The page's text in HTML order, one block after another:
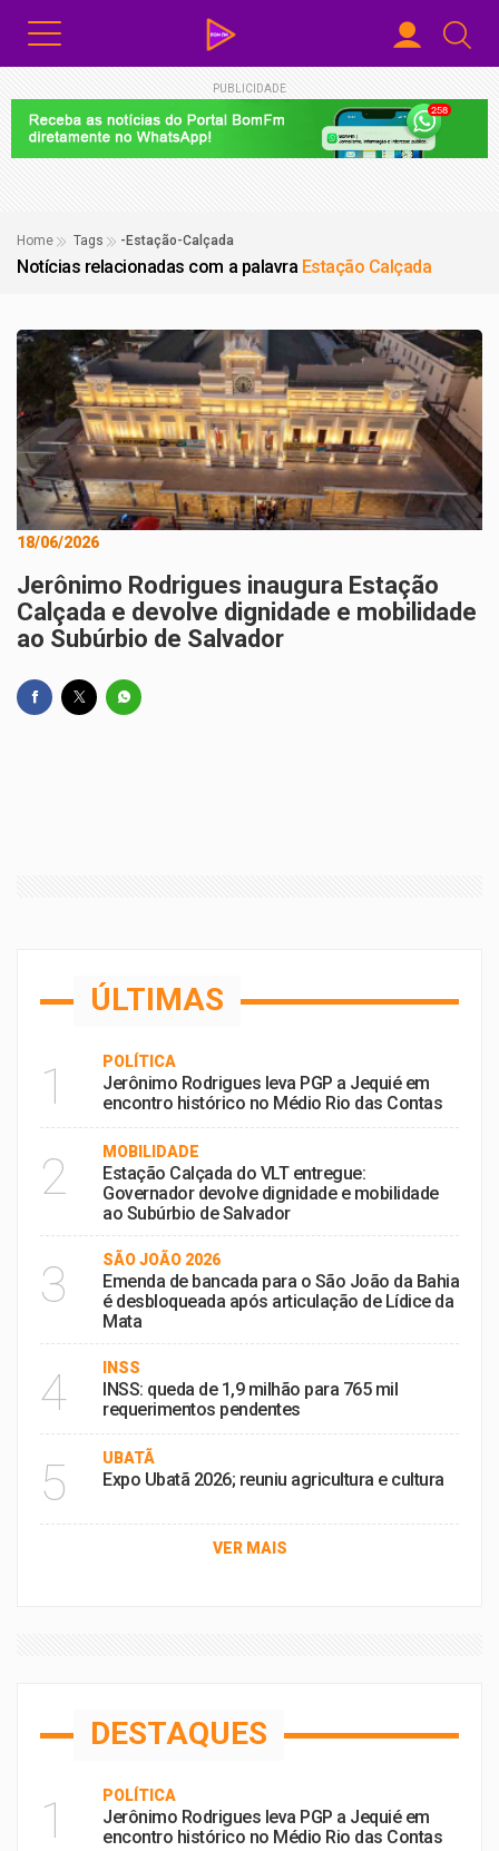
PUBLICIDADE
Home Tags -Estação-Calçada
Notícias relacionadas com a palavra Estação Calçada
18/06/2026
Jerônimo Rodrigues inaugura Estação
Calçada e devolve dignidade e mobilidade
ao Subúrbio de Salvador
ÚLTIMAS
1 POLÍTICA
Jerônimo Rodrigues leva PGP a Jequié em
encontro histórico no Médio Rio das Contas
2 MOBILIDADE
Estação Calçada do VLT entregue:
Governador devolve dignidade e mobilidade
ao Subúrbio de Salvador
3 SÃO JOÃO 2026
Emenda de bancada para o São João da Bahia
é desbloqueada após articulação de Lídice da
Mata
4 INSS
INSS: queda de 1,9 milhão para 765 mil
requerimentos pendentes
5 UBATÃ
Expo Ubatã 2026; reuniu agricultura e cultura
VER MAIS
DESTAQUES
1 POLÍTICA
Jerônimo Rodrigues leva PGP a Jequié em
encontro histórico no Médio Rio das Contas